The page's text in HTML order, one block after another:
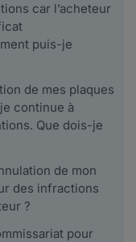
car l’acheteur
puis-je
de mes plaques
continue à
Que dois-je
de mon
des infractions
?
pour